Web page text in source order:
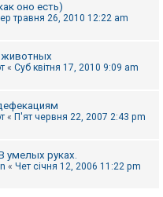
оно есть)
травня 26, 2010 12:22 am
животных
« Суб квітня 17, 2010 9:09 am
« П'ят червня 22, 2007 2:43 pm
умелых руках.
« Чет січня 12, 2006 11:22 pm